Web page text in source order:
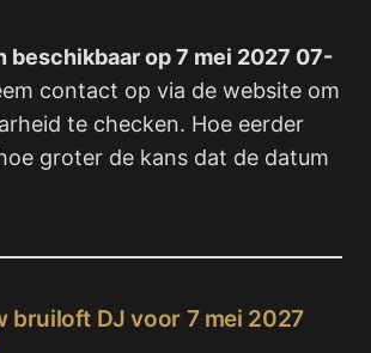
beschikbaar op 7 mei 2027 07-
contact op via de website om
te checken. Hoe eerder
groter de kans dat de datum
bruiloft DJ voor 7 mei 2027